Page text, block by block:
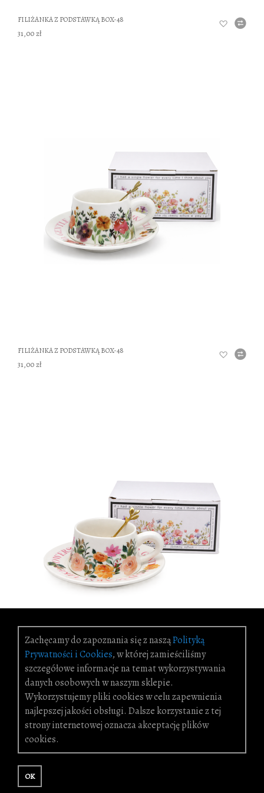
Zachęcamy do zapoznania się z nasząPolityką
Prywatności i Cookies, w której zamieściliśmy
szczegółowe informacje na temat wykorzystywania
danych osobowych w naszym sklepie.
Wykorzystujemy pliki cookies w celu zapewnienia
najlepszej jakości obsługi. Dalsze korzystanie z tej
strony internetowej oznacza akceptację plików
cookies.
OK
FILIŻANKA Z PODSTAWKĄ BOX-48
31,00 zł
FILIŻANKA Z PODSTAWKĄ BOX-48
31,00 zł
FILIŻANKA Z PODSTAWKĄ BOX-48
31,00 zł